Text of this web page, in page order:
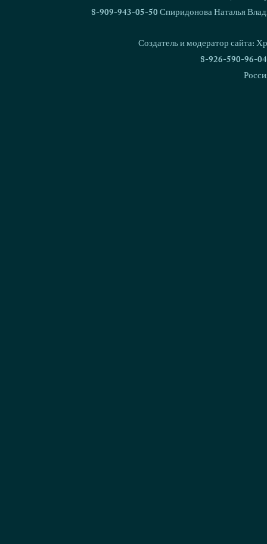
8-909-943-05-50 Спиридонова Наталья
Создатель и модератор сайта:
8-926-590-96-